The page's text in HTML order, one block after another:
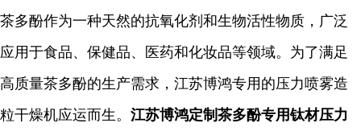
茶多酚作为一种天然的抗氧化剂和生物活性物质，广泛
应用于食品、保健品、医药和化妆品等领域。为了满足
高质量茶多酚的生产需求， 江苏博鸿专用的压力喷雾造
粒干燥机应运而生。 江苏博鸿定制茶多酚专用钛材压力